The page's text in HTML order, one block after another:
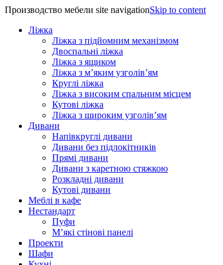
Производство мебели site navigationSkip to content
Ліжка
Ліжка з підйомним механізмом
Двоспальні ліжка
Ліжка з ящиком
Ліжка з м’яким узголів’ям
Круглі ліжка
Ліжка з високим спальним місцем
Кутові ліжка
Ліжка з широким узголів’ям
Дивани
Напівкруглі дивани
Дивани без підлокітників
Прямі дивани
Дивани з каретною стяжкою
Розкладні дивани
Кутові дивани
Меблі в кафе
Нестандарт
Пуфи
М’які стінові панелі
Проекти
Шафи